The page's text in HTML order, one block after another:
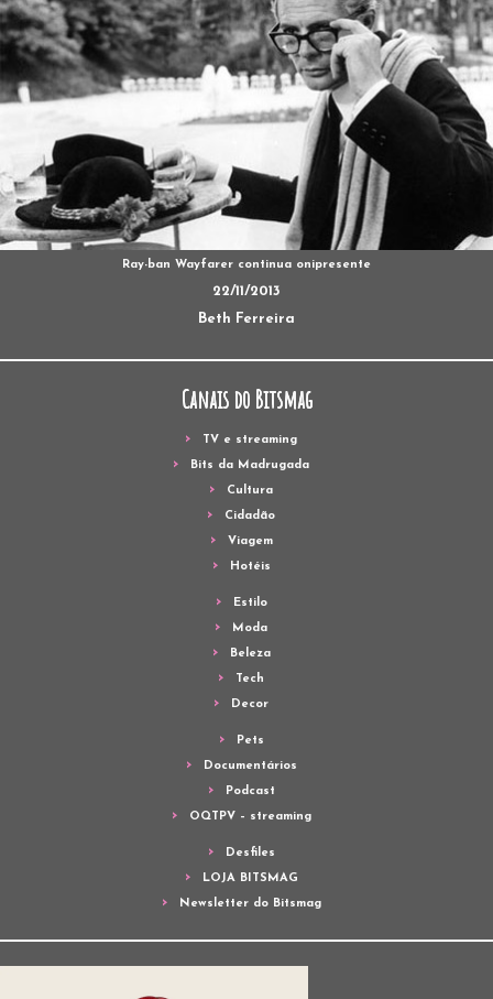
Ray-ban Wayfarer continua onipresente
22/11/2013
Beth Ferreira
Canais do Bitsmag
TV e streaming
Bits da Madrugada
Cultura
Cidadão
Viagem
Hotéis
Estilo
Moda
Beleza
Tech
Decor
Pets
Documentários
Podcast
OQTPV – streaming
Desfiles
LOJA BITSMAG
Newsletter do Bitsmag